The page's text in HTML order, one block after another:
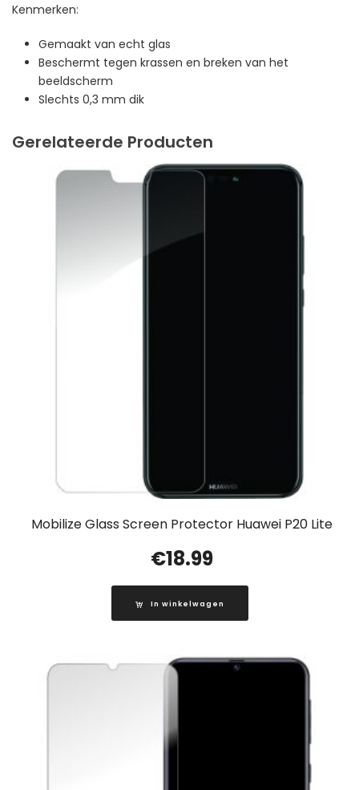
Kenmerken:
Gemaakt van echt glas
Beschermt tegen krassen en breken van het
beeldscherm
Slechts 0,3 mm dik
Gerelateerde Producten
Mobilize Glass Screen Protector Huawei P20 Lite
€18.99
In winkelwagen